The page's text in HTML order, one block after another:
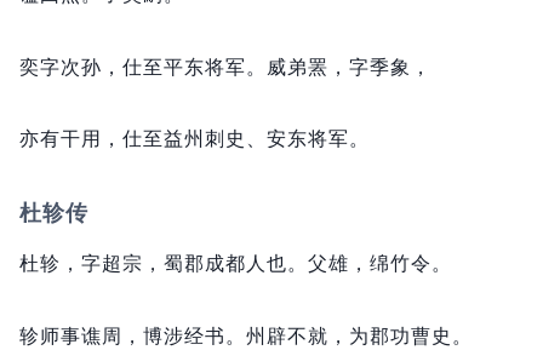
奕字次孙， 仕至平东将军。 威弟罴， 字季象，
亦有干用， 仕至益州刺史、安东将军。
杜轸传
杜轸， 字超宗， 蜀郡成都人也。 父雄， 绵竹令。
轸师事谯周， 博涉经书。 州辟不就， 为郡功曹史。